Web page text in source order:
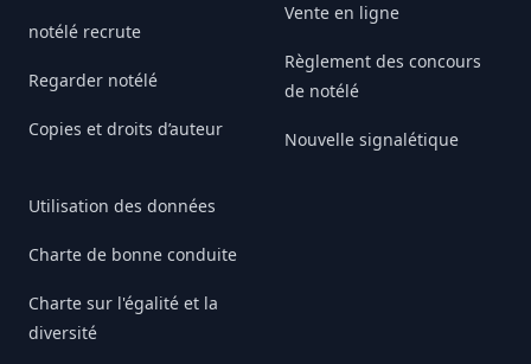
notélé recrute
Regarder notélé
Copies et droits d’auteur
Utilisation des données
Charte de bonne conduite
Charte sur l'égalité et la
diversité
Vente en ligne
Règlement des concours
de notélé
Nouvelle signalétique